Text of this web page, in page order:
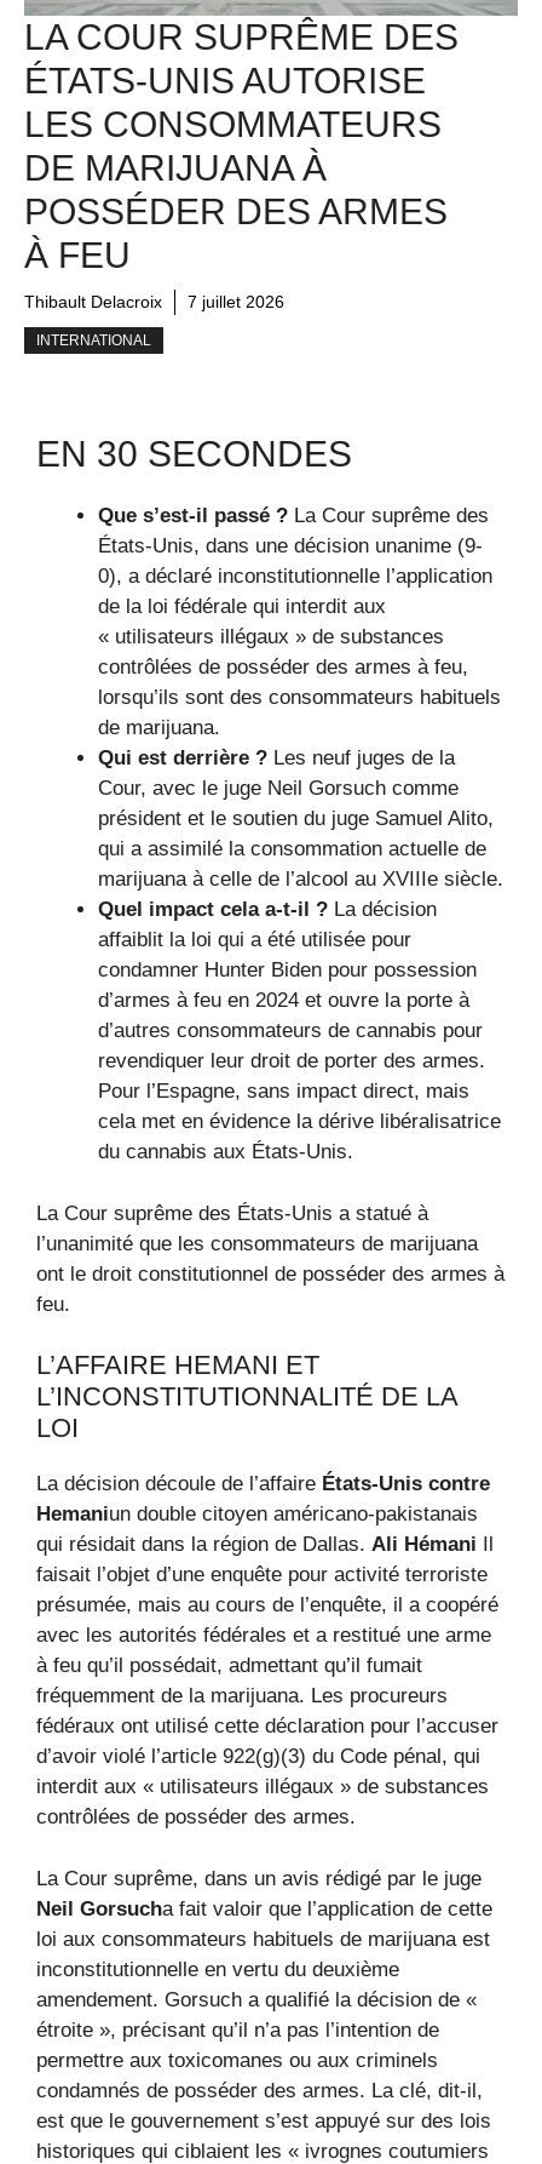
LA COUR SUPRÊME DES
ÉTATS-UNIS AUTORISE
LES CONSOMMATEURS
DE MARIJUANA À
POSSÉDER DES ARMES
À FEU
Thibault Delacroix 7 juillet 2026
INTERNATIONAL
EN 30 SECONDES
Que s’est-il passé ? La Cour suprême des
États-Unis, dans une décision unanime (9-
0), a déclaré inconstitutionnelle l’application
de la loi fédérale qui interdit aux
« utilisateurs illégaux » de substances
contrôlées de posséder des armes à feu,
lorsqu’ils sont des consommateurs habituels
de marijuana.
Qui est derrière ? Les neuf juges de la
Cour, avec le juge Neil Gorsuch comme
président et le soutien du juge Samuel Alito,
qui a assimilé la consommation actuelle de
marijuana à celle de l’alcool au XVIIIe siècle.
Quel impact cela a-t-il ? La décision
affaiblit la loi qui a été utilisée pour
condamner Hunter Biden pour possession
d’armes à feu en 2024 et ouvre la porte à
d’autres consommateurs de cannabis pour
revendiquer leur droit de porter des armes.
Pour l’Espagne, sans impact direct, mais
cela met en évidence la dérive libéralisatrice
du cannabis aux États-Unis.
La Cour suprême des États-Unis a statué à
l’unanimité que les consommateurs de marijuana
ont le droit constitutionnel de posséder des armes à
feu.
L’AFFAIRE HEMANI ET
L’INCONSTITUTIONNALITÉ DE LA
LOI
La décision découle de l’affaire États-Unis contre
Hemaniun double citoyen américano-pakistanais
qui résidait dans la région de Dallas. Ali Hémani
faisait l’objet d’une enquête pour activité terroriste
présumée, mais au cours de l’enquête, il a coopéré
avec les autorités fédérales et a restitué une arme
à feu qu’il possédait, admettant qu’il fumait
fréquemment de la marijuana. Les procureurs
fédéraux ont utilisé cette déclaration pour l’accuser
d’avoir violé l’article 922(g)(3) du Code pénal, qui
interdit aux « utilisateurs illégaux » de substances
contrôlées de posséder des armes.
La Cour suprême, dans un avis rédigé par le juge
Neil Gorsucha fait valoir que l’application de cette
loi aux consommateurs habituels de marijuana est
inconstitutionnelle en vertu du deuxième
amendement. Gorsuch a qualifié la décision de «
étroite », précisant qu’il n’a pas l’intention de
permettre aux toxicomanes ou aux criminels
condamnés de posséder des armes. La clé, dit-il,
est que le gouvernement s’est appuyé sur des lois
historiques qui ciblaient les « ivrognes coutumiers